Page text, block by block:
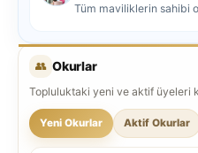
Tüm maviliklerin sahibi
👥 Okurlar
Topluluktaki yeni ve aktif üyeleri
Yeni Okurlar Aktif Okurlar